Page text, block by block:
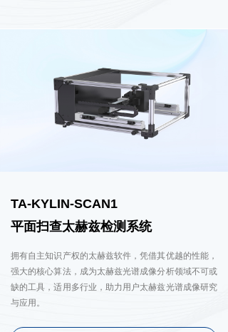
拥有自主知识产权的太赫兹软件，凭借其优越的性能，
强大的核心算法，成为太赫兹光谱成像分析领域不可或
缺的工具，适用多行业，助力用户太赫兹光谱成像研究
与应用。
TA-KYLIN-SCAN1
平面扫查太赫兹检测系统